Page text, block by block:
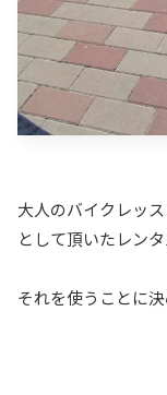
大人のバイクレッ
として頂いたレン
それを使うことに決